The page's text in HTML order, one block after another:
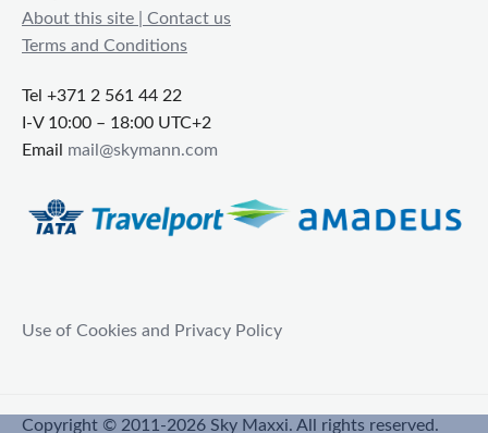
About this site | Contact us
Terms and Conditions
Tel +371 2 561 44 22
I-V 10:00 – 18:00 UTC+2
Email mail@skymann.com
Use of Cookies and Privacy Policy
Copyright © 2011-2026 Sky Maxxi. All rights reserved.